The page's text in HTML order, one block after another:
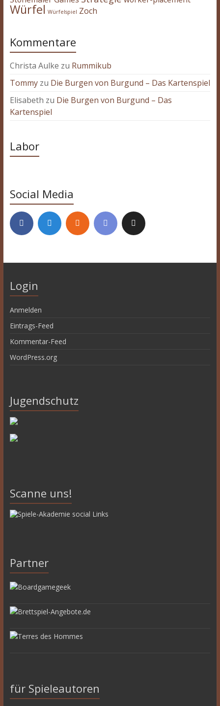
Würfel Würfelspiel Zoch
Kommentare
Christa Aulke zu Rummikub
Tommyzu Die Burgen von Burgund – Das Kartenspiel
Elisabeth zu Die Burgen von Burgund – Das
Kartenspiel
Labor
Social Media
Login
Anmelden
Eintrags-Feed
Kommentar-Feed
WordPress.org
Jugendschutz
Scanne uns!
Partner
für Spieleautoren